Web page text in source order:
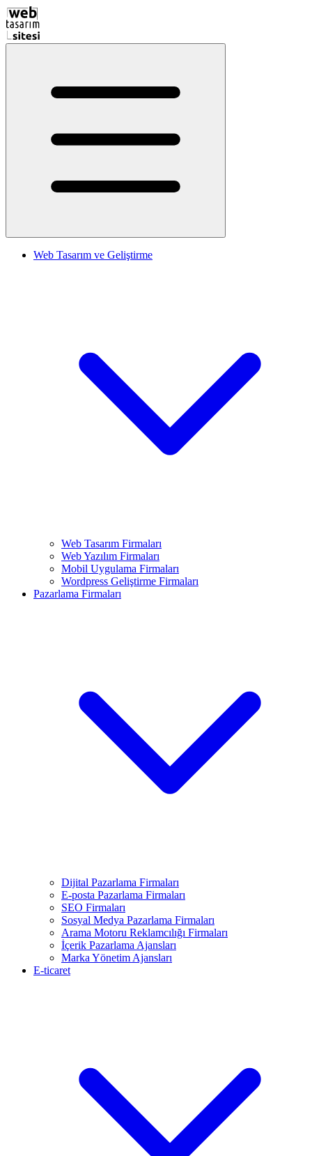
Web Tasarım ve Geliştirme
Web Tasarım Firmaları
Web Yazılım Firmaları
Mobil Uygulama Firmaları
Wordpress Geliştirme Firmaları
Pazarlama Firmaları
Dijital Pazarlama Firmaları
E-posta Pazarlama Firmaları
SEO Firmaları
Sosyal Medya Pazarlama Firmaları
Arama Motoru Reklamcılığı Firmaları
İçerik Pazarlama Ajansları
Marka Yönetim Ajansları
E-ticaret